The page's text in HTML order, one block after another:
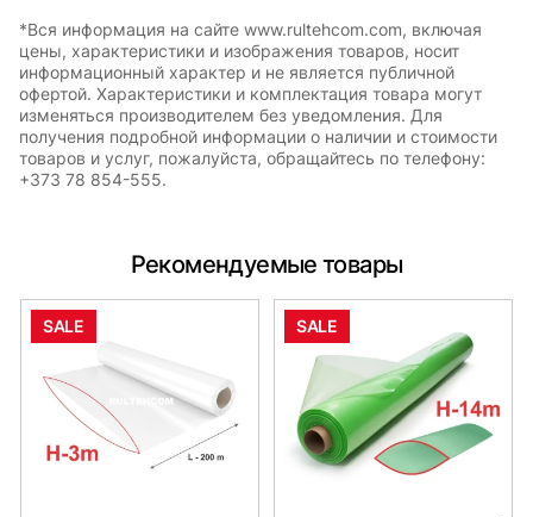
*Вся информация на сайте www.rultehcom.com, включая
цены, характеристики и изображения товаров, носит
информационный характер и не является публичной
офертой. Характеристики и комплектация товара могут
изменяться производителем без уведомления. Для
получения подробной информации о наличии и стоимости
товаров и услуг, пожалуйста, обращайтесь по телефону:
+373 78 854-555.
Рекомендуемые товары
SALE SALE